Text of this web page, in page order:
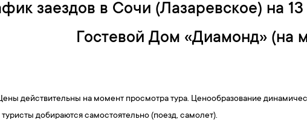
заездов в Сочи (Лазаревское) на
Гостевой Дом «Диамонд» (на
действительны на момент просмотра тура. Ценообразование
добираются самостоятельно (поезд, самолет).